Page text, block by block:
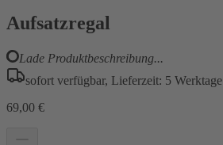
Aufsatzregal
Lade Produktbeschreibung...
sofort verfügbar, Lieferzeit: 5 Werktage
69,00 €